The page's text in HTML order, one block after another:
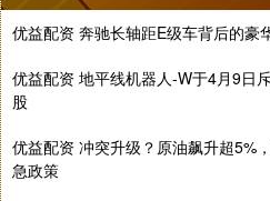
优益配资 奔驰长轴距E级车背后的豪
优益配资 地平线机器人-W于4月9日
股
优益配资 冲突升级？原油飙升超5%
急政策